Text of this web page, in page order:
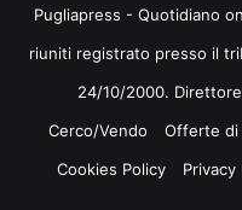
Pugliapress - Quotidiano
riuniti registrato presso il
24/10/2000.
Cerco/Vendo
Offerte di
Cookies Policy
Privacy